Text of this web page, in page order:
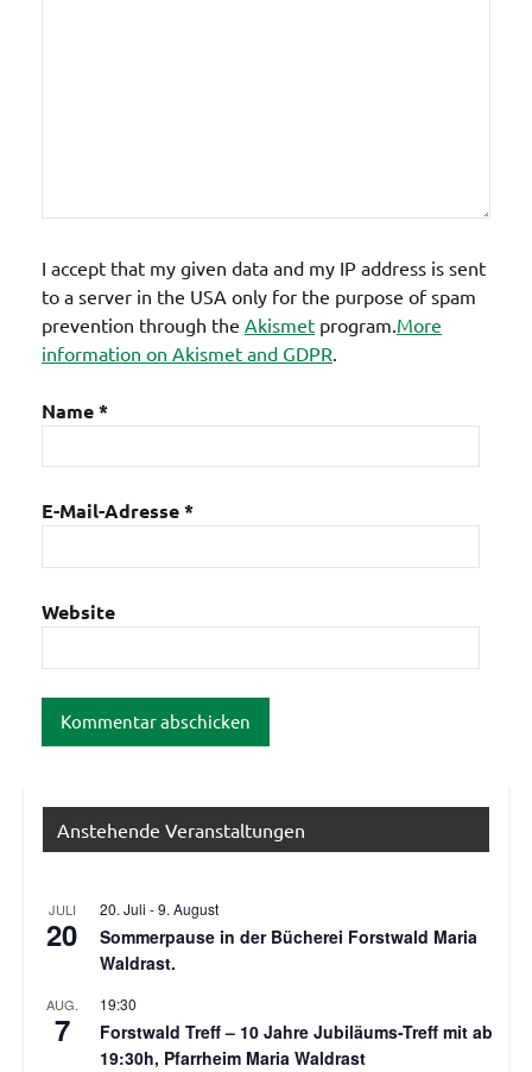
I accept that my given data and my IP address is sent
to a server in the USA only for the purpose of spam
prevention through the Akismet program. More
information on Akismet and GDPR
Name*
E-Mail-Adresse*
Website
Anstehende Veranstaltungen
JULI
20
20. Juli -9. August
Sommerpause in der Bücherei Forstwald Maria
Waldrast.
AUG.
7
19:30
Forstwald Treff – 10 Jahre Jubiläums-Treff mit ab
19:30h, Pfarrheim Maria Waldrast